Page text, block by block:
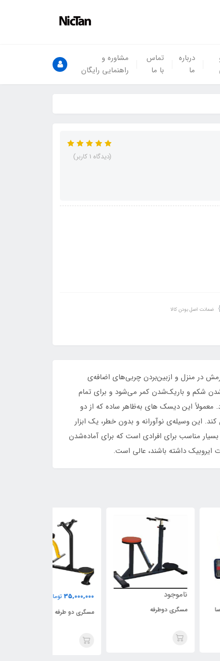
درباره
ما
تماس
با ما
مشاوره و
راهنمایی رایگان
(دیدگاه 1 کاربر)
ضمانت اصل بودن کالا
در منزل و ازبین‌بردن چربی‌های اضافه‌ی
شکم و باریک‌شدن کمر می‌شود و برای تمام
این دیسک های به‌ظاهر ساده که از دو
می‌تواند حداکثر تا وزن 120 کیلوگرم را به‌راحتی تحمل کند. این وسیله‌ی نوآورانه و بدون خطر، یک ابزار
مناسب برای افرادی است که برای آماده‌شدن
داشته باشند، عالی است.
دوطرفه
تومان
مسگری دو طرفه پارامونت